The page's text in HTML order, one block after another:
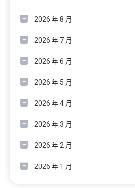
2026 年 8 月
2026 年 7 月
2026 年 6 月
2026 年 5 月
2026 年 4 月
2026 年 3 月
2026 年 2 月
2026 年 1 月